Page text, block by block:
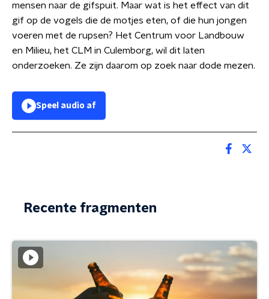
mensen naar de gifspuit. Maar wat is het effect van dit
gif op de vogels die de motjes eten, of die hun jongen
voeren met de rupsen? Het Centrum voor Landbouw
en Milieu, het CLM in Culemborg, wil dit laten
onderzoeken. Ze zijn daarom op zoek naar dode mezen.
Speel audio af
Recente fragmenten